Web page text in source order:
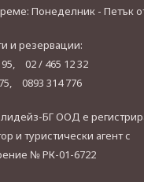
Понеделник - Петък
и резервации:
02 / 465 12 32
0893 314 776
БГ ООД е
и туристически агент с
№ РК-01-6722